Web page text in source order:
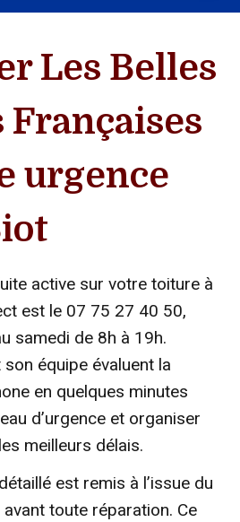
Les Belles
urgence
active sur votre toiture à
est le 07 75 27 40 50,
samedi de 8h à 19h.
équipe évaluent la
en quelques minutes
d’urgence et organiser
meilleurs délais.
est remis à l’issue du
toute réparation. Ce